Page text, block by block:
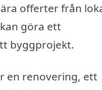
offerter från
göra ett
byggprojekt.
en renovering, ett